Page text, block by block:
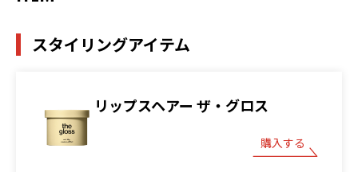
スタイリングアイテム
リップスヘアー ザ・グロス
購入する